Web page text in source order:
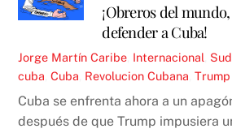
¡Obreros del
defender a Cuba!
Jorge Martín Caribe Internacional
cuba ,Cuba Revolucion Cubana ,Trump
Cuba se enfrenta ahora a un
después de que Trump impusiera